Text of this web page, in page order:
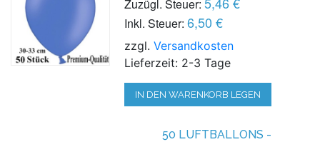
Zuzügl. Steuer:
Inkl. Steuer: 6,50 €
zzgl.Versandkosten
Lieferzeit: 2-3 Tage
IN DEN WARENKORB LEGEN
50 LUFTBALLONS -